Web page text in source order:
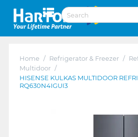
Home / Refrigerator & Freezer /
Multidoor /
HISENSE KULKAS MULTIDOOR
RQ630N4IGUI3